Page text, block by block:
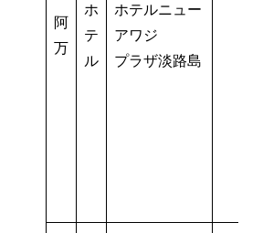
阿
万
ホ
テ
ル
ホテルニュー
アワジ
プラザ淡路島